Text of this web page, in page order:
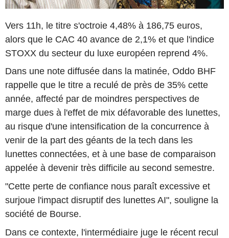
Vers 11h, le titre s'octroie 4,48% à 186,75 euros,
alors que le CAC 40 avance de 2,1% et que l'indice
STOXX du secteur du luxe européen reprend 4%.
Dans une note diffusée dans la matinée, Oddo BHF
rappelle que le titre a reculé de près de 35% cette
année, affecté par de moindres perspectives de
marge dues à l'effet de mix défavorable des lunettes,
au risque d'une intensification de la concurrence à
venir de la part des géants de la tech dans les
lunettes connectées, et à une base de comparaison
appelée à devenir très difficile au second semestre.
"Cette perte de confiance nous paraît excessive et
surjoue l'impact disruptif des lunettes AI", souligne la
société de Bourse.
Dans ce contexte, l'intermédiaire juge le récent recul